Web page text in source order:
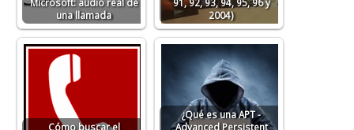
Microsoft: audio real de
una llamada
91, 92, 93, 94, 95, 96 y
2004)
Cómo buscar el
¿Qué es una APT -
Advanced Persistent